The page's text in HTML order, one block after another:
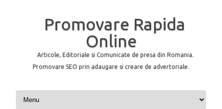
Promovare Rapida
Online
Articole, Editoriale si Comunicate de presa din Romania.
Promovare SEO prin adaugare si creare de advertoriale.
Skip to content